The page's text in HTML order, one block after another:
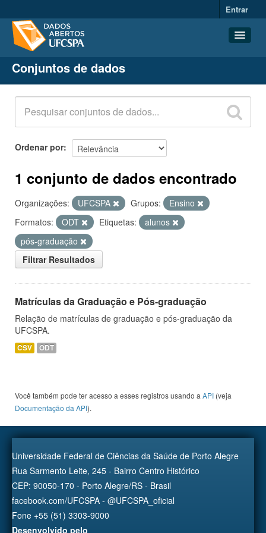
Entrar
Conjuntos de dados
Organizações
Grupos
Sobre
Conjuntos de dados
Ordenar por
1 conjunto de dados encontrado
Organizações: UFCSPA Grupos:
Ensino
Formatos:
ODT Etiquetas:
alunos
pós-graduação
Filtrar Resultados
Matrículas da Graduação e Pós-graduação
Relação de matrículas de graduação e pós-graduação da
UFCSPA.
CSV ODT
Você também pode ter acesso a esses registros usando a API (veja
Documentação da API).
Universidade Federal de Ciências da Saúde de Porto Alegre
Rua Sarmento Leite, 245 - Bairro Centro Histórico
CEP: 90050-170 - Porto Alegre/RS - Brasil
facebook.com/UFCSPA - @UFCSPA_oficial
Fone +55 (51) 3303-9000
Desenvolvido pelo